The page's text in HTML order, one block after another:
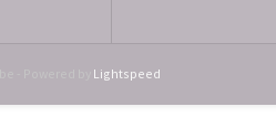
Lightspeed